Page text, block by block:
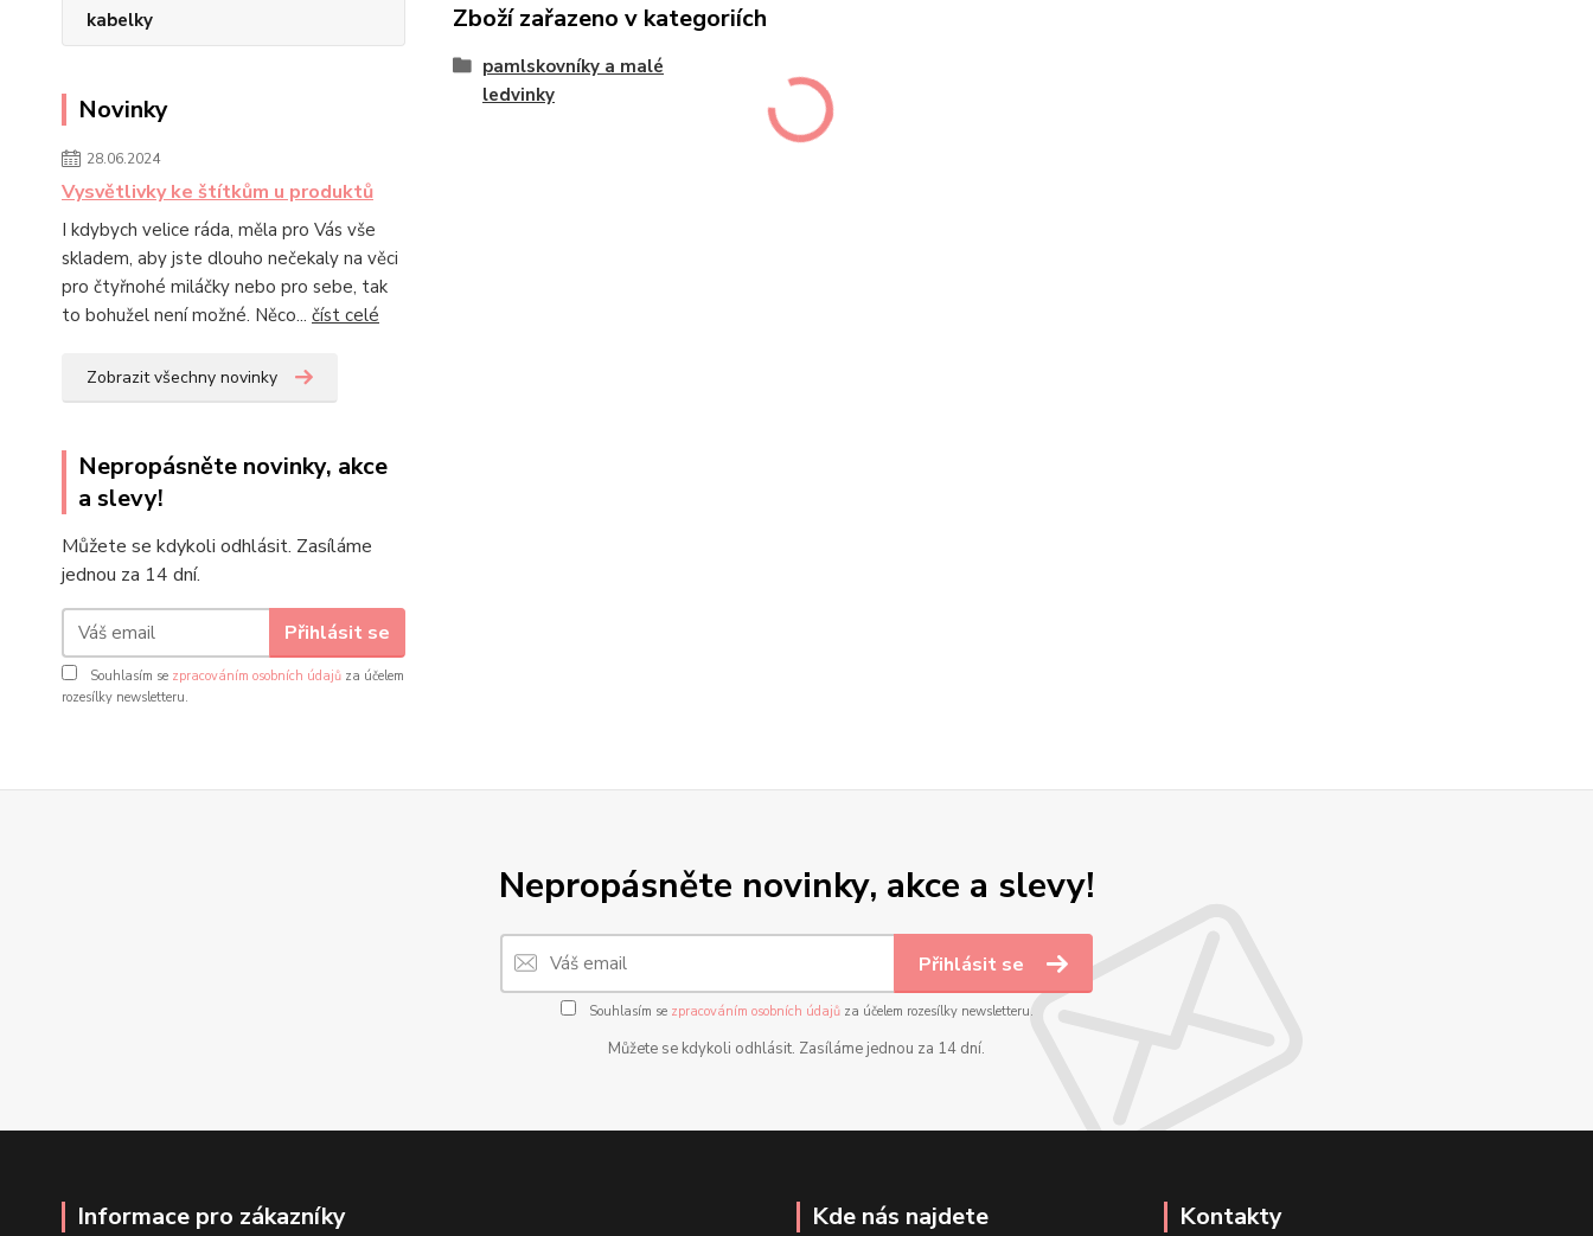
kabelky
Novinky
28.06.2024
Vysvětlivky ke štítkům u produktů
I kdybych velice ráda, měla pro Vás vše
skladem, aby jste dlouho nečekaly na věci
pro čtyřnohé miláčky nebo pro sebe, tak
to bohužel není možné. Něco... číst celé
Zobrazit všechny novinky
Nepropásněte novinky, akce
a slevy!
Můžete se kdykoli odhlásit. Zasíláme
jednou za 14 dní.
Přihlásit se
Souhlasím se zpracováním osobních údajů za účelem
rozesílky newsletteru.
Zboží zařazeno v kategoriích
pamlskovníky a malé
ledvinky
Nepropásněte novinky, akce a slevy!
Přihlásit se
Souhlasím se zpracováním osobních údajůza účelem rozesílky newsletteru.
Můžete se kdykoli odhlásit. Zasíláme jednou za 14 dní.
Informace pro zákazníky Kde nás najdete Kontakty